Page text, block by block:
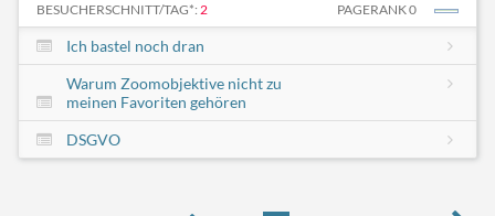
BESUCHERSCHNITT/TAG*: 2 PAGERANK 0
Ich bastel noch dran
Warum Zoomobjektive nicht zu
meinen Favoriten gehören
DSGVO